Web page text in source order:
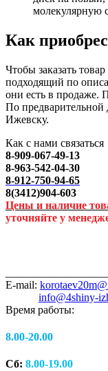
молекулярную
Как
Чтобы заказать
подходящий по
они есть в продаже.
По предварительной
Ижевску.
Как с нами связаться
8-909-067-49-13
8-963-542-04-30
8-912-750-94-65
8(3412)904-603
Цены и наличие
уточняйте у
E-mail:
info@4shiny-
Время работы:
8.00-20.00
Сб: 8.00-19.00